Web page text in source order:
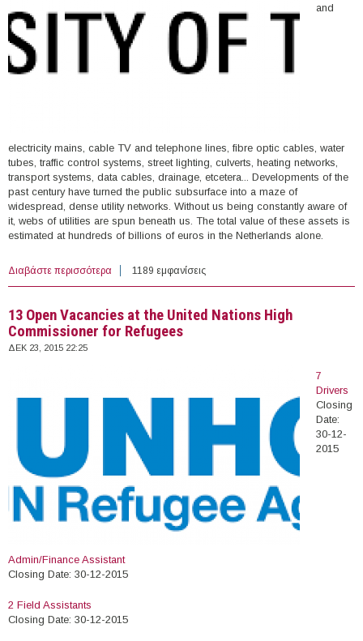
and
electricity mains, cable TV and telephone lines, fibre optic cables, water
tubes, traffic control systems, street lighting, culverts, heating networks,
transport systems, data cables, drainage, etcetera... Developments of the
past century have turned the public subsurface into a maze of
widespread, dense utility networks. Without us being constantly aware of
it, webs of utilities are spun beneath us. The total value of these assets is
estimated at hundreds of billions of euros in the Netherlands alone.
Διαβάστε περισσότερα για Several PDEng positions at ZoARG - Reduction of
Excavation Damages
1189 εμφανίσεις
13 Open Vacancies at the United Nations High
Commissioner for Refugees
ΔΕΚ 23, 2015 22:25
7
Drivers
Closing
Date:
30-12-
2015
Admin/Finance Assistant
Closing Date: 30-12-2015
2 Field Assistants
Closing Date: 30-12-2015